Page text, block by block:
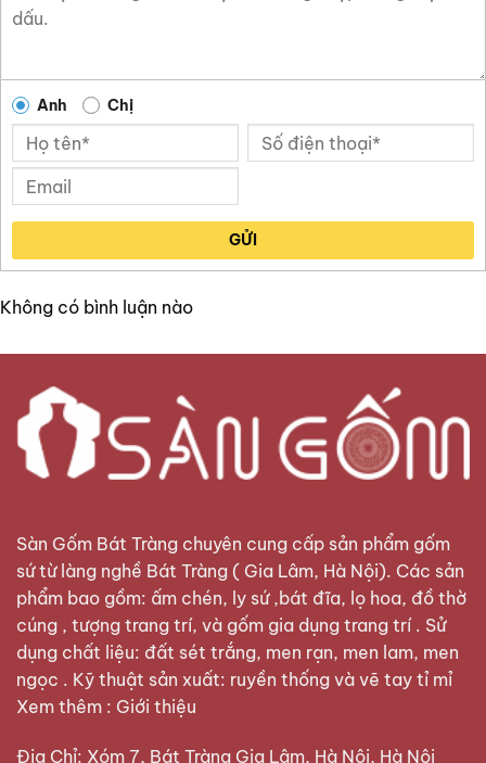
Anh Chị
GỬI
Không có bình luận nào
Sàn Gốm Bát Tràng chuyên cung cấp sản phẩm gốm
sứ từ làng nghề Bát Tràng ( Gia Lâm, Hà Nội). Các sản
phẩm bao gồm: ấm chén, ly sứ ,bát đĩa, lọ hoa, đồ thờ
cúng , tượng trang trí, và gốm gia dụng trang trí . Sử
dụng chất liệu: đất sét trắng, men rạn, men lam, men
ngọc . Kỹ thuật sản xuất: ruyền thống và vẽ tay tỉ mỉ
Xem thêm : Giới thiệu
Địa Chỉ: Xóm 7, Bát Tràng Gia Lâm, Hà Nội, Hà Nội